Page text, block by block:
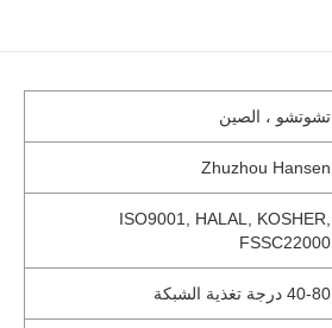
تشوتشو ، الصين
Zhuzhou Hansen
ISO9001, HALAL, KOSHER,
FSSC22000
40-80 درجة تغذية الشبكة